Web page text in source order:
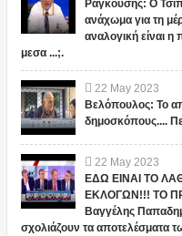
Ραγκούσης: Ο
ανάχωμα για τη
αναλογική είναι η
μεσα ...;.
22 May 2023
Βελόπουλος: Το
δημοσκόπους....
22 May 2023
ΕΔΩ ΕΙΝΑΙ ΤΟ
ΕΚΛΟΓΩΝ!!! ΤΟ
Βαγγέλης
σχολιάζουν τα αποτελέσματα